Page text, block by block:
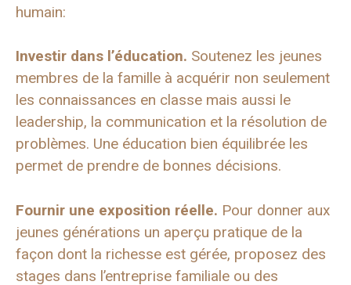
humain:
Investir dans l’éducation. Soutenez les jeunes
membres de la famille à acquérir non seulement
les connaissances en classe mais aussi le
leadership, la communication et la résolution de
problèmes. Une éducation bien équilibrée les
permet de prendre de bonnes décisions.
Fournir une exposition réelle. Pour donner aux
jeunes générations un aperçu pratique de la
façon dont la richesse est gérée, proposez des
stages dans l’entreprise familiale ou des